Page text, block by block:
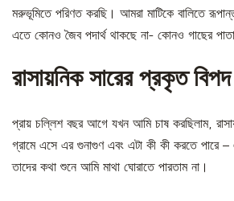
মরুভূমিতে পরিণত করছি। আমরা মাটিকে বালিতে
এতে কোনও জৈব পদার্থ থাকছে না- কোনও গাছের
রাসায়নিক সারের প্রকৃত বিপদ
প্রায় চল্লিশ বছর আগে যখন আমি চাষ করছিলাম,
গ্রামে এসে এর গুনাগুণ এবং এটা কী কী করতে পারে –
তাদের কথা শুনে আমি মাথা ঘোরাতে পারতাম না।